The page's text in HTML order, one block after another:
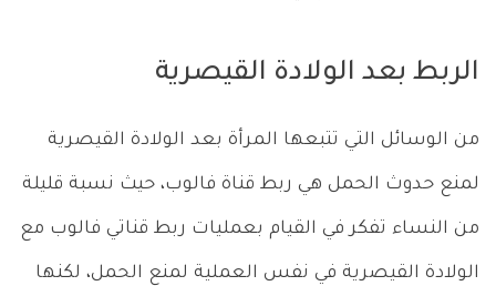
الربط بعد الولادة القيصرية
من الوسائل التي تتبعها المرأة بعد الولادة القيصرية
لمنع حدوث الحمل هي ربط قناة فالوب، حيث نسبة قليلة
من النساء تفكر في القيام بعمليات ربط قناتي فالوب مع
الولادة القيصرية في نفس العملية لمنع الحمل، لكنها